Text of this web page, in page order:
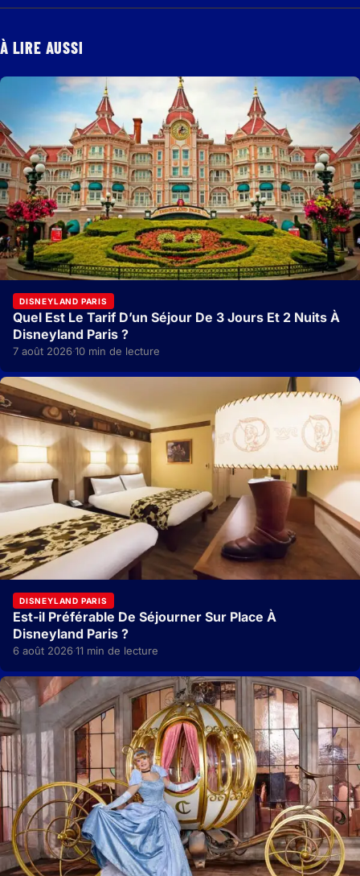
À LIRE AUSSI
DISNEYLAND PARIS
Quel Est Le Tarif D’un Séjour De 3 Jours Et 2 Nuits À
Disneyland Paris ?
7 août 2026·10 min de lecture
DISNEYLAND PARIS
Est-il Préférable De Séjourner Sur Place À
Disneyland Paris ?
6 août 2026·11 min de lecture